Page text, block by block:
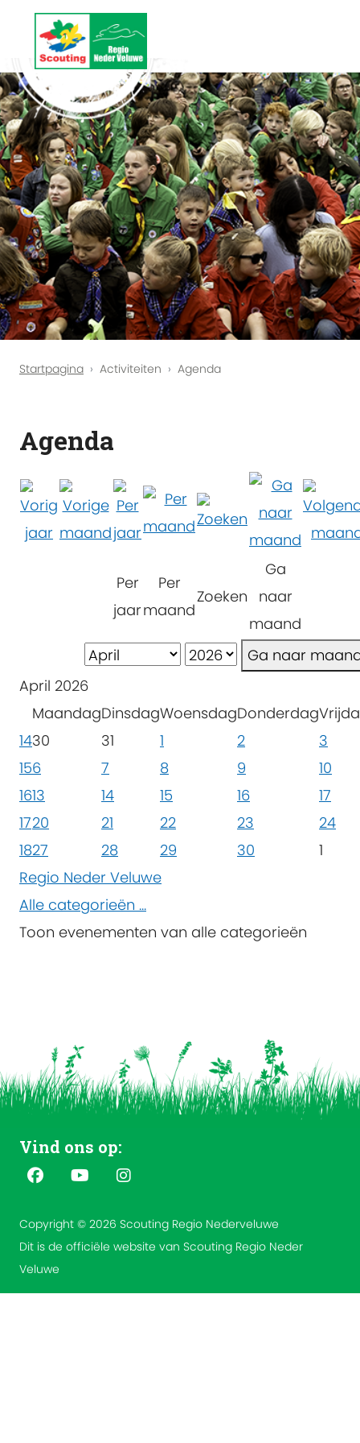
Startpagina Activiteiten Agenda
Agenda
Per
jaar
Per
maand
Zoeken
Ga
naar
maand
Ga naar
April 2026
MaandagDinsdagWoensdagDonderdag
1430 31 1 2
3
156 7 8 9
10
1613 14 15 16
17
1720 21 22 23
24
1827 28 29 30
1
Regio Neder Veluwe
Alle categorieën ...
Toon evenementen van alle categorieën
Vind ons op:
Copyright © 2026 Scouting Regio Nederveluwe
Dit is de officiële website van Scouting Regio Neder
Veluwe